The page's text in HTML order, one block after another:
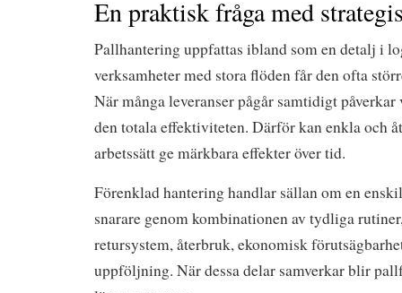
En praktisk fråga med
Pallhantering uppfattas ibland som en detalj i
verksamheter med stora flöden får den ofta
När många leveranser pågår samtidigt
den totala effektiviteten. Därför kan enkla och
arbetssätt ge märkbara effekter över tid.
Förenklad hantering handlar sällan om en
snarare genom kombinationen av tydliga
retursystem, återbruk, ekonomisk
uppföljning. När dessa delar samverkar blir